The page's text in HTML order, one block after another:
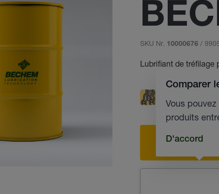
SKU Nr. 10000676 /
Lubrifiant de tréfilage
Comparer
Vous
produits
D'accord